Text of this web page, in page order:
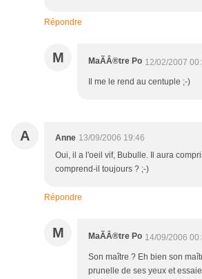
Répondre
M MaÃÂ®tre Po 12/02/2007
Il me le rend au centuple ;-)
A Anne 13/09/2006 19:46
Oui, il a l'oeil vif, Bubulle. Il aura
comprend-il toujours ? ;-)
Répondre
M MaÃÂ®tre Po 14/09/2006
Son maître ? Eh bien son
prunelle de ses yeux et